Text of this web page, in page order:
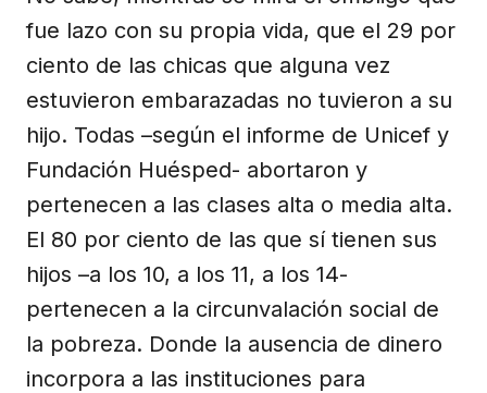
fue lazo con su propia vida, que el 29 por
ciento de las chicas que alguna vez
estuvieron embarazadas no tuvieron a su
hijo. Todas –según el informe de Unicef y
Fundación Huésped- abortaron y
pertenecen a las clases alta o media alta.
El 80 por ciento de las que sí tienen sus
hijos –a los 10, a los 11, a los 14-
pertenecen a la circunvalación social de
la pobreza. Donde la ausencia de dinero
incorpora a las instituciones para